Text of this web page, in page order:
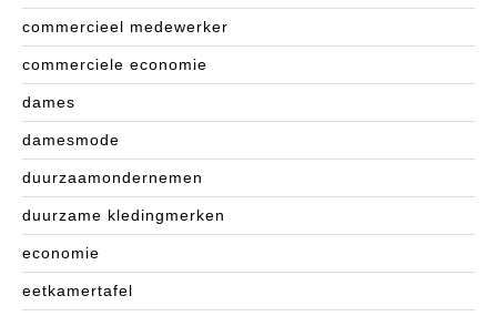
commercieel medewerker
commerciele economie
dames
damesmode
duurzaamondernemen
duurzame kledingmerken
economie
eetkamertafel